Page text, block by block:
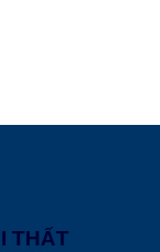
THẤT